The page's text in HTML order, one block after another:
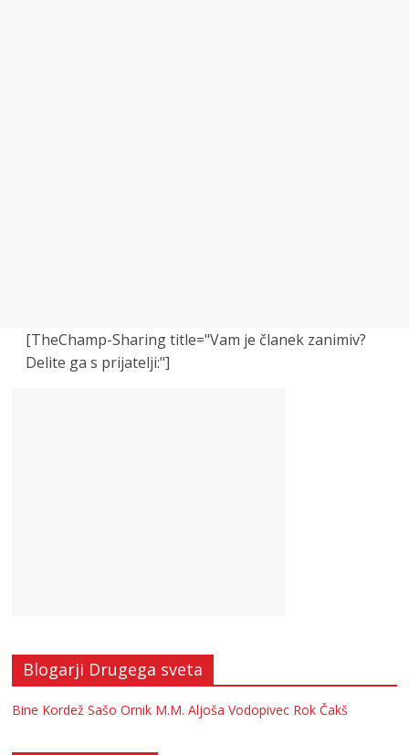
[TheChamp-Sharing title="Vam je članek zanimiv?
Delite ga s prijatelji:"]
Blogarji Drugega sveta
Bine Kordež Sašo Ornik M.M. Aljoša Vodopivec Rok Čakš